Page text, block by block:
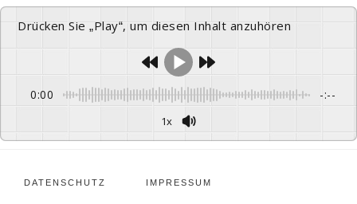
Drücken Sie „Play“, um diesen Inhalt anzuhören
0:00 -:--
1x
DATENSCHUTZ IMPRESSUM